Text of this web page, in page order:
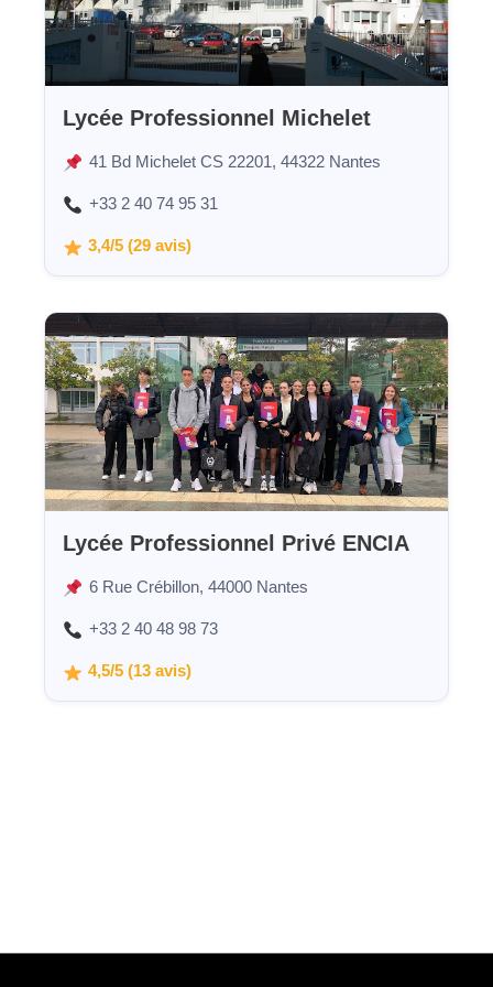
Lycée Professionnel Michelet
41 Bd Michelet CS 22201, 44322 Nantes
+33 2 40 74 95 31
3,4/5 (29 avis)
Lycée Professionnel Privé ENCIA
6 Rue Crébillon, 44000 Nantes
+33 2 40 48 98 73
4,5/5 (13 avis)